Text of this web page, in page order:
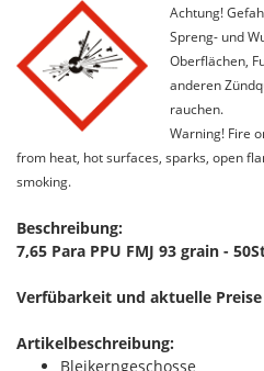
Achtung!
Spreng- und
Oberflächen,
anderen
rauchen.
Warning! Fire
from heat, hot surfaces, sparks, open
smoking.
Beschreibung:
7,65 Para PPU FMJ 93 grain -
Verfübarkeit und aktuelle
Artikelbeschreibung:
Bleikerngeschosse